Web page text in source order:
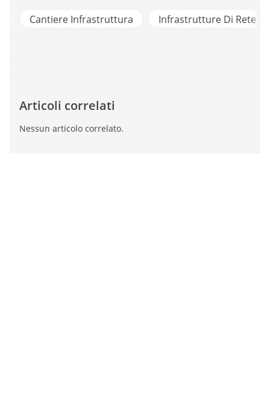
Cantiere Infrastruttura Infrastrutture Di Rete
Articoli correlati
Nessun articolo correlato.